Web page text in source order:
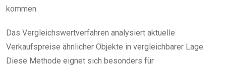
kommen.
Das Vergleichswertverfahren analysiert aktuelle
Verkaufspreise ähnlicher Objekte in vergleichbarer Lage.
Diese Methode eignet sich besonders für